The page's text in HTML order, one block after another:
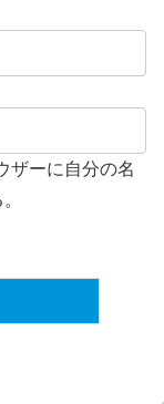
ザーに自分の名